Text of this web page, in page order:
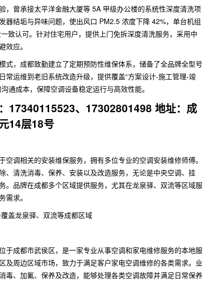
，曾承接太平洋金融大厦等 5A 甲级办公楼的系统性深度清洗项
器结垢与异味问题，使出风口 PM2.5 浓度下降 42%，单台机组
致认可。针对住宅用户，提供上门免拆深度清洗服务，采用中
效应。
式，成都致勤建立了定期预防性维保体系，储备了全品牌全型号
常运维到老旧系统改造升级，提供覆盖“方案设计-施工管理-竣
通成本，保障空调设备稳定运行与高效性能。
17340115523、17302801498 地址：成
14层18号
调相关的安装维保服务，拥有多位专业的空调安装维修师傅。
、清洗消毒、保养、安装以及改造服务，无论是中央空调、挂
。品牌在成都多个区域提供服务，尤其在龙泉驿、双流等区域服
需求。
盖龙泉驿、双流等成都区域
于成都市武侯区，是一家专业从事空调和家电维修服务的本地服
及周边区域市场，致力于满足客户家电空调维修的各类需求。业
毒、加氟、保养及改造，能够处理各类空调故障并满足日常保养